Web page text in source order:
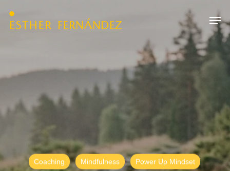
Coaching Mindfulness Power Up Mindset